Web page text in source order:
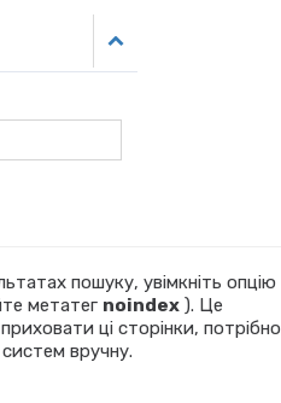
пошуку, увімкніть опцію
метатег noindex ). Це
ці сторінки, потрібно
вручну.